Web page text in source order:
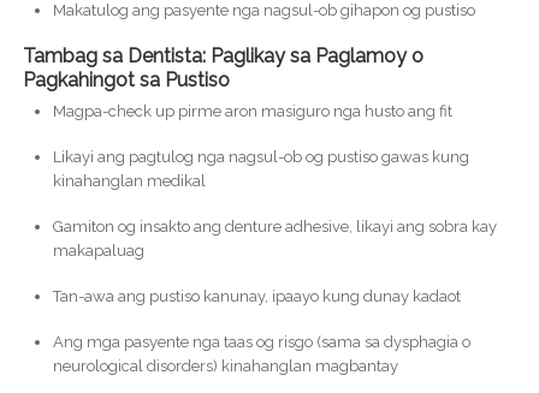
Makatulog ang pasyente nga nagsul-ob gihapon og pustiso
Tambag sa Dentista: Paglikay sa Paglamoy o
Pagkahingot sa Pustiso
Magpa-check up pirme aron masiguro nga husto ang fit
Likayi ang pagtulog nga nagsul-ob og pustiso gawas kung
kinahanglan medikal
Gamiton og insakto ang denture adhesive, likayi ang sobra kay
makapaluag
Tan-awa ang pustiso kanunay, ipaayo kung dunay kadaot
Ang mga pasyente nga taas og risgo (sama sa dysphagia o
neurological disorders) kinahanglan magbantay